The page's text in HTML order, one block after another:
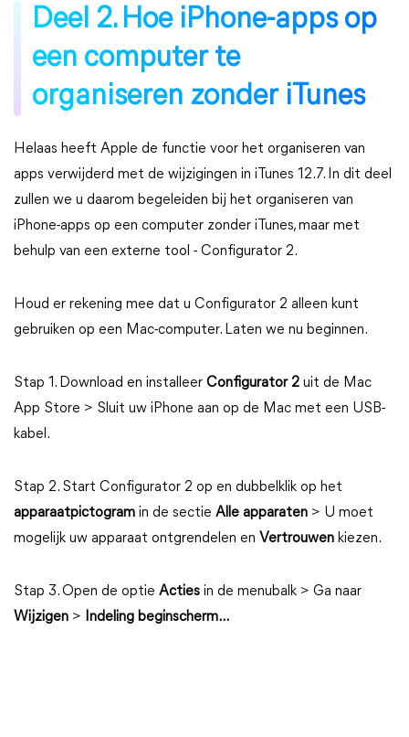
Deel 2. Hoe iPhone-apps op
een computer te
organiseren zonder iTunes
Helaas heeft Apple de functie voor het organiseren van
apps verwijderd met de wijzigingen in iTunes 12.7. In dit deel
zullen we u daarom begeleiden bij het organiseren van
iPhone-apps op een computer zonder iTunes, maar met
behulp van een externe tool - Configurator 2.
Houd er rekening mee dat u Configurator 2 alleen kunt
gebruiken op een Mac-computer. Laten we nu beginnen.
Stap 1. Download en installeer Configurator 2 uit de Mac
App Store > Sluit uw iPhone aan op de Mac met een USB-
kabel.
Stap 2. Start Configurator 2 op en dubbelklik op het
apparaatpictogram in de sectie Alle apparaten > U moet
mogelijk uw apparaat ontgrendelen en Vertrouwen kiezen.
Stap 3. Open de optie Acties in de menubalk > Ga naar
Wijzigen > Indeling beginscherm...